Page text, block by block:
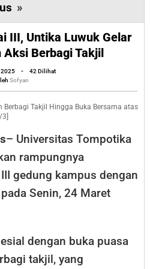
»
Lantai
III,
Untika
Luwuk
Gelar
Syukuran
Aksi
Berbagi
Takjil
III, Untika Luwuk Gelar
Aksi Berbagi Takjil
2025
oleh
Sofyan
-
42 Dilihat
Sofyan
Berbagi Takjil Hingga Buka Bersama atas
3]
– Universitas Tompotika
rampungnya
gedung kampus dengan
Senin, 24 Maret
dengan buka puasa
takjil, yang